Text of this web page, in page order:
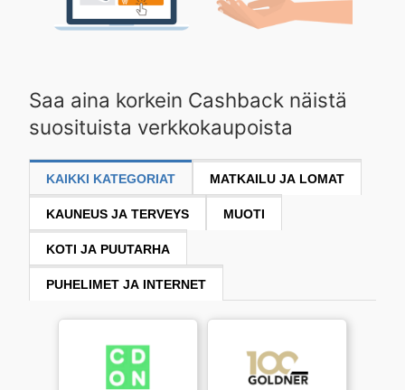
Saa aina korkein Cashback näistä
suosituista verkkokaupoista
KAIKKI KATEGORIAT MATKAILU JA LOMAT
KAUNEUS JA TERVEYS MUOTI
KOTI JA PUUTARHA
PUHELIMET JA INTERNET